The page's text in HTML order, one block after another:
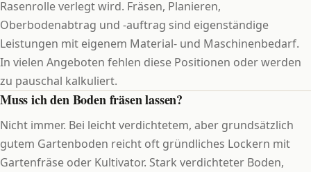
Rasenrolle verlegt wird. Fräsen, Planieren,
Oberbodenabtrag und -auftrag sind eigenständige
Leistungen mit eigenem Material- und Maschinenbedarf.
In vielen Angeboten fehlen diese Positionen oder werden
zu pauschal kalkuliert.
Muss ich den Boden fräsen lassen?
Nicht immer. Bei leicht verdichtetem, aber grundsätzlich
gutem Gartenboden reicht oft gründliches Lockern mit
Gartenfräse oder Kultivator. Stark verdichteter Boden,